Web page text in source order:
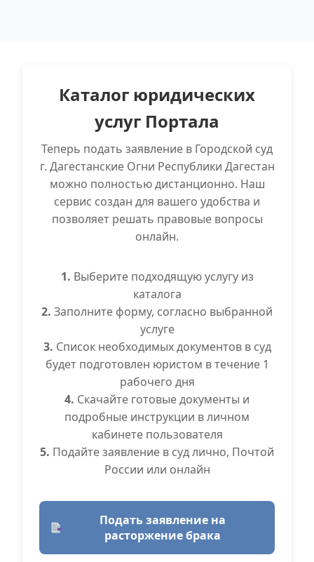
Каталог юридических
услуг Портала
Теперь подать заявление в Городской суд
г. Дагестанские Огни Республики Дагестан
можно полностью дистанционно. Наш
сервис создан для вашего удобства и
позволяет решать правовые вопросы
онлайн.
1. Выберите подходящую услугу из
каталога
2. Заполните форму, согласно выбранной
услуге
3. Список необходимых документов в суд
будет подготовлен юристом в течение 1
рабочего дня
4. Скачайте готовые документы и
подробные инструкции в личном
кабинете пользователя
5. Подайте заявление в суд лично, Почтой
России или онлайн
Подать заявление на
расторжение брака